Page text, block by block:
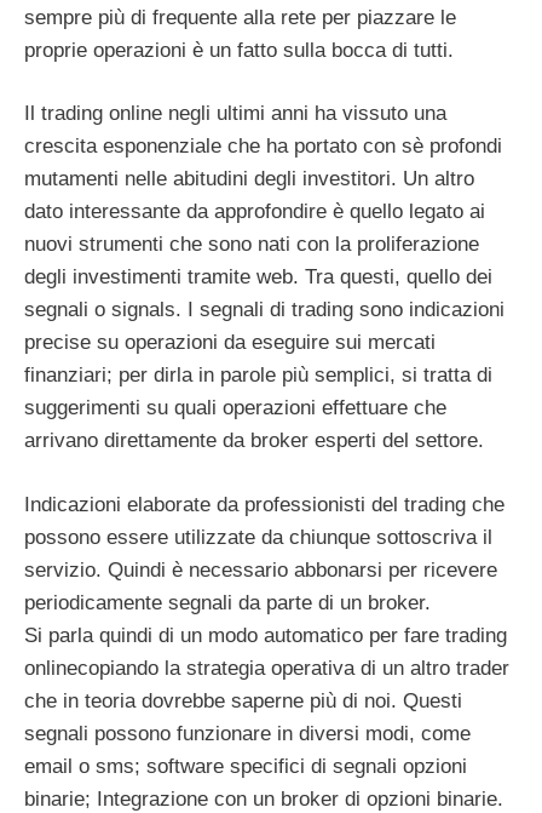
sempre più di frequente alla rete per piazzare le
proprie operazioni è un fatto sulla bocca di tutti.
Il trading online negli ultimi anni ha vissuto una
crescita esponenziale che ha portato con sè profondi
mutamenti nelle abitudini degli investitori. Un altro
dato interessante da approfondire è quello legato ai
nuovi strumenti che sono nati con la proliferazione
degli investimenti tramite web. Tra questi, quello dei
segnali o signals. I
segnali di trading sono indicazioni
precise su operazioni da eseguire sui mercati
finanziari; per dirla in parole più semplici, si tratta di
suggerimenti su quali operazioni effettuare che
arrivano direttamente da broker esperti del settore.
Indicazioni elaborate da professionisti del trading che
possono essere utilizzate da chiunque sottoscriva il
servizio. Quindi è necessario abbonarsi per ricevere
periodicamente segnali da parte di un broker.
Si parla quindi di un modo automatico per fare trading
onlinecopiando la strategia operativa di un altro trader
che in teoria dovrebbe saperne più di noi. Questi
segnali possono funzionare in diversi modi, come
email o sms; software specifici di segnali opzioni
binarie; Integrazione con un broker di opzioni binarie.